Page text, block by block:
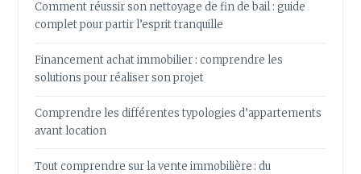
Comment réussir son nettoyage de fin de bail : guide
complet pour partir l’esprit tranquille
Financement achat immobilier : comprendre les
solutions pour réaliser son projet
Comprendre les différentes typologies d’appartements
avant location
Tout comprendre sur la vente immobilière : du